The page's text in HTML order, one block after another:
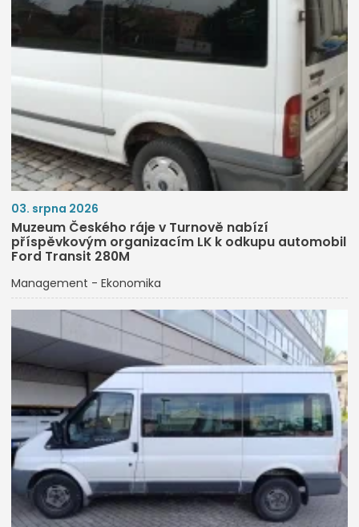
03. srpna 2026
Muzeum Českého ráje v Turnově nabízí
příspěvkovým organizacím LK k odkupu automobil
Ford Transit 280M
Management - Ekonomika